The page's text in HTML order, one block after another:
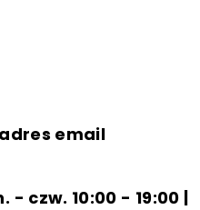
email
- czw. 10:00 - 19:00 |